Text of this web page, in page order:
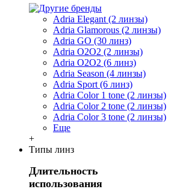
Adria Elegant (2 линзы)
Adria Glamorous (2 линзы)
Adria GO (30 линз)
Adria O2O2 (2 линзы)
Adria O2O2 (6 линз)
Adria Season (4 линзы)
Adria Sport (6 линз)
Adria Сolor 1 tone (2 линзы)
Adria Сolor 2 tone (2 линзы)
Adria Сolor 3 tone (2 линзы)
Еще
+
Типы линз
Длительность
использования